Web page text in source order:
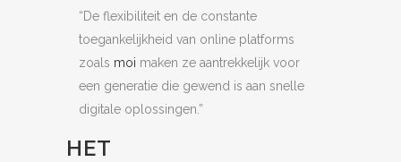
“De flexibiliteit en de constante
toegankelijkheid van online platforms
zoals moi maken ze aantrekkelijk voor
een generatie die gewend is aan snelle
digitale oplossingen.”
HET